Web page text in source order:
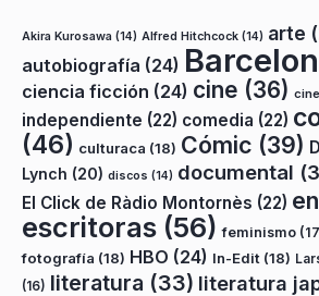
Akira Kurosawa (14) Alfred Hitchcock (14) arte
autobiografía (24)
ciencia ficción (24) cine (36)
independiente (22) comedia (22)
(46) culturaca (18) Cómic (39)
Lynch (20) discos (14) documental
El Click de Ràdio Montornès (22)
escritoras (56) feminismo
fotografía (18) HBO (24) In-Edit (18)
(16) literatura (33) literatura